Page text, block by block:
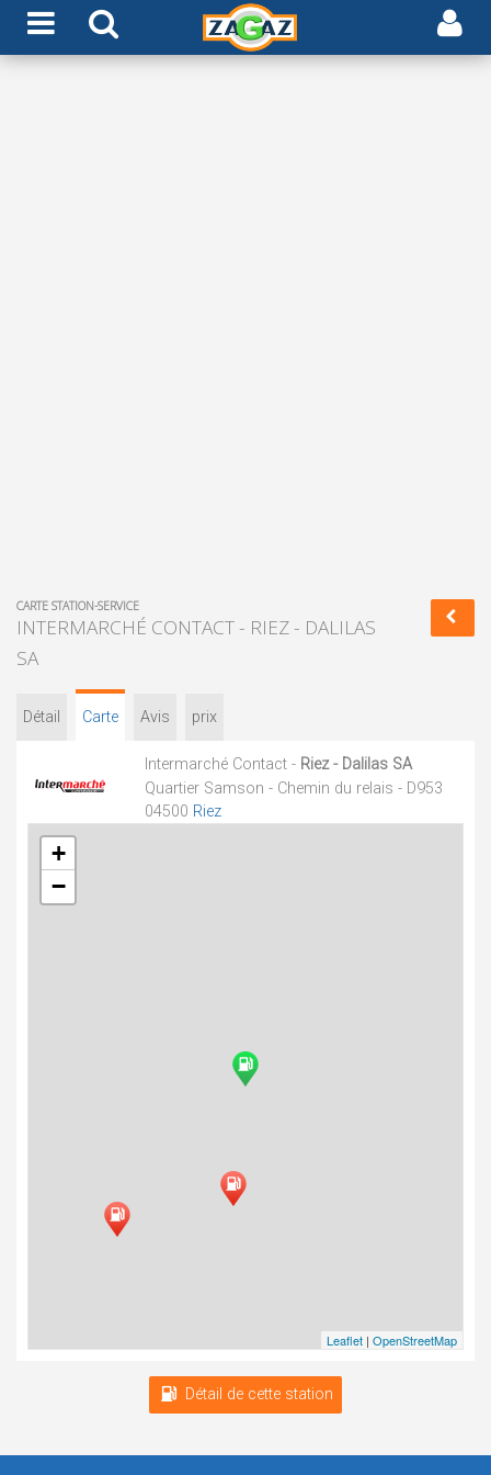
CARTE STATION-SERVICE
INTERMARCHÉ CONTACT - RIEZ - DALILAS
SA
Détail Carte Avis prix
Intermarché Contact - Riez - Dalilas SA
Quartier Samson - Chemin du relais - D953
04500 Riez
+
−
Leaflet | OpenStreetMap
Détail de cette station